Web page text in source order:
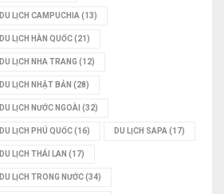
DU LỊCH CAMPUCHIA (13)
DU LỊCH HÀN QUỐC(21)
DU LỊCH NHA TRANG (12)
DU LỊCH NHẬT BẢN (28)
DU LỊCH NƯỚC NGOÀI (32)
DU LỊCH PHÚ QUỐC(16) DU LỊCH SAPA (17)
DU LỊCH THÁI LAN (17)
DU LỊCH TRONG NƯỚC(34)